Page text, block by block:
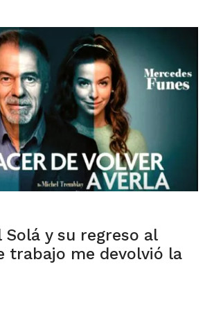
Solá y su regreso al
trabajo me devolvió la